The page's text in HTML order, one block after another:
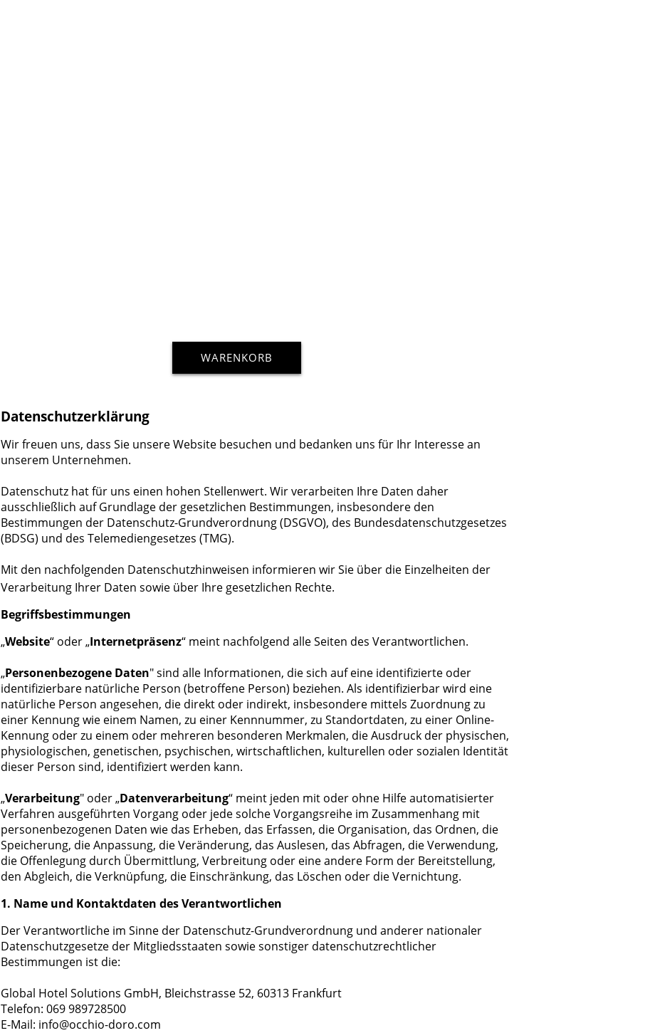
WARENKORB
Datenschutzerklärung
Wir freuen uns, dass Sie unsere Website besuchen und bedanken uns für Ihr Interesse an
unserem Unternehmen.
Datenschutz hat für uns einen hohen Stellenwert. Wir verarbeiten Ihre Daten daher
ausschließlich auf Grundlage der gesetzlichen Bestimmungen, insbesondere den
Bestimmungen der Datenschutz-Grundverordnung (DSGVO), des Bundesdatenschutzgesetzes
(BDSG) und des Telemediengesetzes (TMG).
Mit den nachfolgenden Datenschutzhinweisen informieren wir Sie über die Einzelheiten der
Verarbeitung Ihrer Daten sowie über Ihre gesetzlichen Rechte.
Begriffsbestimmungen
„Website“ oder „Internetpräsenz“ meint nachfolgend alle Seiten des Verantwortlichen.
„Personenbezogene Daten" sind alle Informationen, die sich auf eine identifizierte oder
identifizierbare natürliche Person (betroffene Person) beziehen. Als identifizierbar wird eine
natürliche Person angesehen, die direkt oder indirekt, insbesondere mittels Zuordnung zu
einer Kennung wie einem Namen, zu einer Kennnummer, zu Standortdaten, zu einer Online-
Kennung oder zu einem oder mehreren besonderen Merkmalen, die Ausdruck der physischen,
physiologischen, genetischen, psychischen, wirtschaftlichen, kulturellen oder sozialen Identität
dieser Person sind, identifiziert werden kann.
„Verarbeitung" oder „Datenverarbeitung“ meint jeden mit oder ohne Hilfe automatisierter
Verfahren ausgeführten Vorgang oder jede solche Vorgangsreihe im Zusammenhang mit
personenbezogenen Daten wie das Erheben, das Erfassen, die Organisation, das Ordnen, die
Speicherung, die Anpassung, die Veränderung, das Auslesen, das Abfragen, die Verwendung,
die Offenlegung durch Übermittlung, Verbreitung oder eine andere Form der Bereitstellung,
den Abgleich, die Verknüpfung, die Einschränkung, das Löschen oder die Vernichtung.
1. Name und Kontaktdaten des Verantwortlichen
Der Verantwortliche im Sinne der Datenschutz-Grundverordnung und anderer nationaler
Datenschutzgesetze der Mitgliedsstaaten sowie sonstiger datenschutzrechtlicher
Bestimmungen ist die:
Global Hotel Solutions GmbH, Bleichstrasse 52, 60313 Frankfurt
Telefon: 069 989728500
E-Mail: info@occhio-doro.com